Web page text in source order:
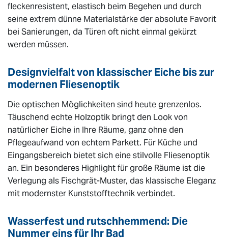
fleckenresistent, elastisch beim Begehen und durch
seine extrem dünne Materialstärke der absolute Favorit
bei Sanierungen, da Türen oft nicht einmal gekürzt
werden müssen.
Designvielfalt von klassischer Eiche bis zur
modernen Fliesenoptik
Die optischen Möglichkeiten sind heute grenzenlos.
Täuschend echte Holzoptik bringt den Look von
natürlicher Eiche in Ihre Räume, ganz ohne den
Pflegeaufwand von echtem Parkett. Für Küche und
Eingangsbereich bietet sich eine stilvolle Fliesenoptik
an. Ein besonderes Highlight für große Räume ist die
Verlegung als Fischgrät-Muster, das klassische Eleganz
mit modernster Kunststofftechnik verbindet.
Wasserfest und rutschhemmend: Die
Nummer eins für Ihr Bad